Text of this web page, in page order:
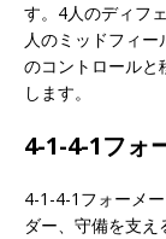
す。4人のディフ
人のミッドフィ
のコントロールと
します。
4-1-4-1フォ
4-1-4-1フォーメ
ダー、守備を支